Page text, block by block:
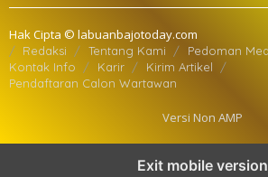
Hak Cipta © labuanbajotoday.com
Redaksi Tentang Kami
Pedoman
Kontak Info
Karir
Kirim Artikel
Pendaftaran Calon Wartawan
Versi Non AMP
Exit mobile version